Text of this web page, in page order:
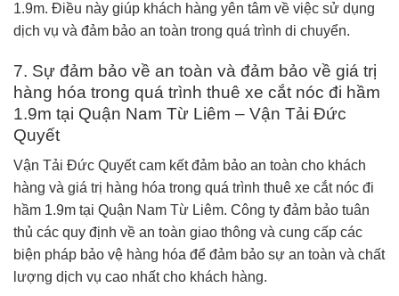
1.9m. Điều này giúp khách hàng yên tâm về việc sử dụng
dịch vụ và đảm bảo an toàn trong quá trình di chuyển.
7. Sự đảm bảo về an toàn và đảm bảo về giá trị
hàng hóa trong quá trình thuê xe cắt nóc đi hầm
1.9m tại Quận Nam Từ Liêm – Vận Tải Đức
Quyết
Vận Tải Đức Quyết cam kết đảm bảo an toàn cho khách
hàng và giá trị hàng hóa trong quá trình thuê xe cắt nóc đi
hầm 1.9m tại Quận Nam Từ Liêm. Công ty đảm bảo tuân
thủ các quy định về an toàn giao thông và cung cấp các
biện pháp bảo vệ hàng hóa để đảm bảo sự an toàn và chất
lượng dịch vụ cao nhất cho khách hàng.